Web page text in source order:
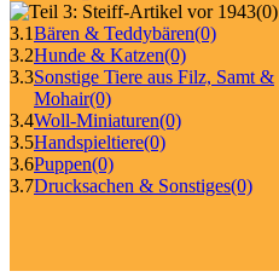
(0)
3.1Bären & Teddybären(0)
3.2Hunde & Katzen(0)
3.3Sonstige Tiere aus Filz, Samt &
Mohair(0)
3.4Woll-Miniaturen(0)
3.5Handspieltiere(0)
3.6Puppen(0)
3.7Drucksachen & Sonstiges(0)